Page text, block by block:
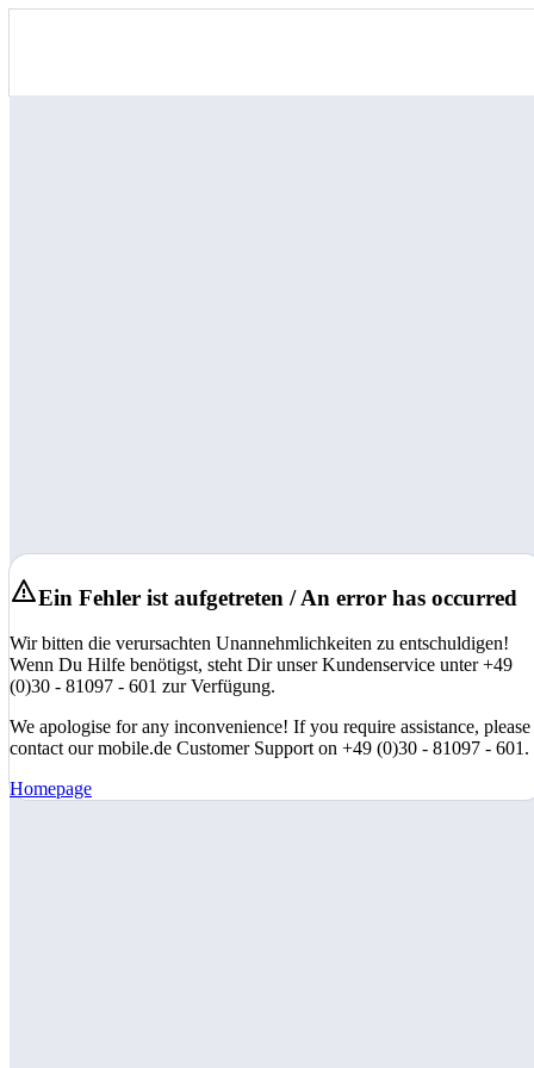
Ein Fehler ist aufgetreten / An error has occurred
Wir bitten die verursachten Unannehmlichkeiten zu entschuldigen!
Wenn Du Hilfe benötigst, steht Dir unser Kundenservice unter +49
(0)30 - 81097 - 601 zur Verfügung.
We apologise for any inconvenience! If you require assistance, please
contact our mobile.de Customer Support on +49 (0)30 - 81097 - 601.
Homepage